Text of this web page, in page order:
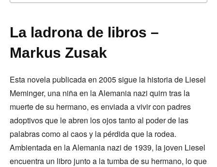
La ladrona de libros –
Markus Zusak
Esta novela publicada en 2005 sigue la historia de Liesel
Meminger, una niña en la Alemania nazi quirn tras la
muerte de su hermano, es enviada a vivir con padres
adoptivos que le abren los ojos tanto al poder de las
palabras como al caos y la pérdida que la rodea.
Ambientada en la Alemania nazi de 1939, la joven Liesel
encuentra un libro junto a la tumba de su hermano, lo que